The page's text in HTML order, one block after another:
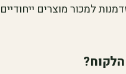
למכור מוצרים ייחודיים